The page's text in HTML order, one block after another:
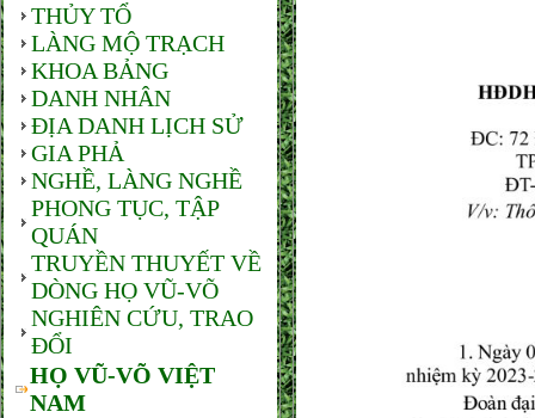
THỦY TỔ
LÀNG MỘ TRẠCH
KHOA BẢNG
DANH NHÂN
ĐỊA DANH LỊCH SỬ
GIA PHẢ
NGHỀ, LÀNG NGHỀ
PHONG TỤC, TẬP
QUÁN
TRUYỀN THUYẾT VỀ
DÒNG HỌ VŨ-VÕ
NGHIÊN CỨU, TRAO
ĐỔI
HỌ VŨ-VÕ VIỆT
NAM